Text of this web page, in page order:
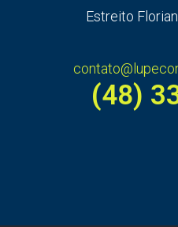
Estreito
(48)